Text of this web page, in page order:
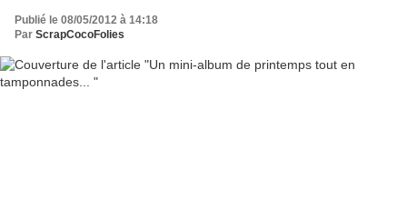
Publié le 08/05/2012 à 14:18
Par ScrapCocoFolies